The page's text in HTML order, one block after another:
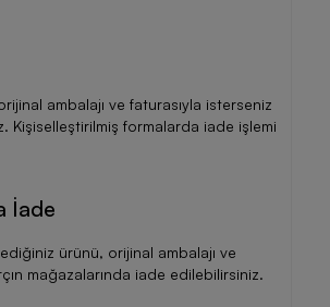
ambalajı ve faturasıyla isterseniz
Kişiselleştirilmiş formalarda iade işlemi
İade
ürünü, orijinal ambalajı ve
mağazalarında iade edilebilirsiniz.